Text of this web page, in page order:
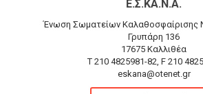
Ε.Σ.ΚΑ.Ν.Α.
Ένωση Σωματείων Καλαθοσφαίρισης
Γρυπάρη 136
17675 Καλλιθέα
T 210 4825981-82, F 210
eskana@otenet.gr